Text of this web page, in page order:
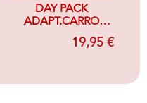
DAY PACK
ADAPT.CARRO
THE SECRET LIFE
19,95 €